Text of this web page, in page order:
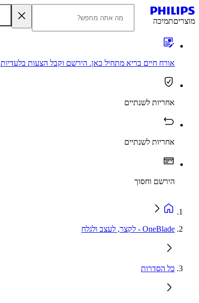
מוצריםתמיכה
אורח חיים בריא מתחיל כאן. הירשם וקבל הצעות בלעדיות
אחריות לשנתיים
אחריות לשנתיים
הירשם וחסוך
OneBlade - לקצר, לעצב ולגלח
כל הסדרות